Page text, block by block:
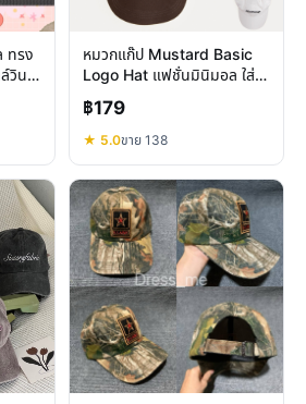
ทรง
วิน
หมวกแก๊ป Mustard Basic
Logo Hat แฟชั่นมินิมอล ใส่
สบายทุกวัน
฿179
★ 5.0ขาย 138